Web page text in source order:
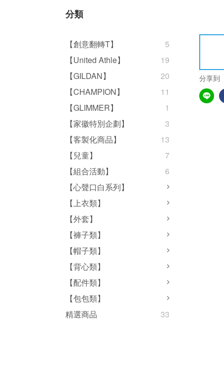
分類
【創意翻轉T】
5
【United Athle】
19
【GILDAN】
20
【CHAMPION】
11
【GLIMMER】
1
【家徽特別企劃】
3
【客製化商品】
13
【兒童】
7
【組合活動】
6
【心聲口白系列】
【上衣類】
【外套】
【褲子類】
【帽子類】
【背心類】
【配件類】
【包包類】
精選商品
33
分享到